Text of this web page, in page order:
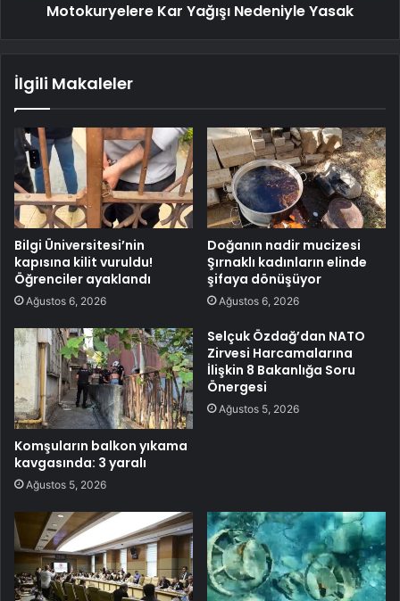
Motokuryelere Kar Yağışı Nedeniyle Yasak
İlgili Makaleler
Bilgi Üniversitesi’nin
kapısına kilit vuruldu!
Öğrenciler ayaklandı
Ağustos 6, 2026
Doğanın nadir mucizesi
Şırnaklı kadınların elinde
şifaya dönüşüyor
Ağustos 6, 2026
Komşuların balkon yıkama
kavgasında: 3 yaralı
Ağustos 5, 2026
Selçuk Özdağ’dan NATO
Zirvesi Harcamalarına
İlişkin 8 Bakanlığa Soru
Önergesi
Ağustos 5, 2026